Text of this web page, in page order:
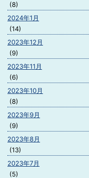
(8)
2024年1月
(14)
2023年12月
(9)
2023年11月
(6)
2023年10月
(8)
2023年9月
(9)
2023年8月
(13)
2023年7月
(5)